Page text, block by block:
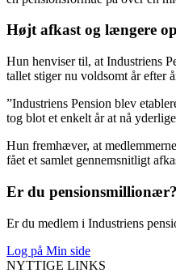
Højt afkast og længere
Hun henviser til, at Industriens
tallet stiger nu voldsomt år efter
”Industriens Pension blev
tog blot et enkelt år at nå
Hun fremhæver, at
fået et samlet gennemsnitligt
Er du pensionsmillionær?
Er du medlem i Industriens
Log på Min side
NYTTIGE LINKS